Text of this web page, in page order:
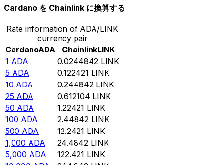
Cardano を Chainlink に換算する
Rate information of ADA/LINK
currency pair
CardanoADA ChainlinkLINK
1 ADA 0.0244842 LINK
5 ADA 0.122421 LINK
10 ADA 0.244842 LINK
25 ADA 0.612104 LINK
50 ADA 1.22421 LINK
100 ADA 2.44842 LINK
500 ADA 12.2421 LINK
1,000 ADA 24.4842 LINK
5,000 ADA 122.421 LINK